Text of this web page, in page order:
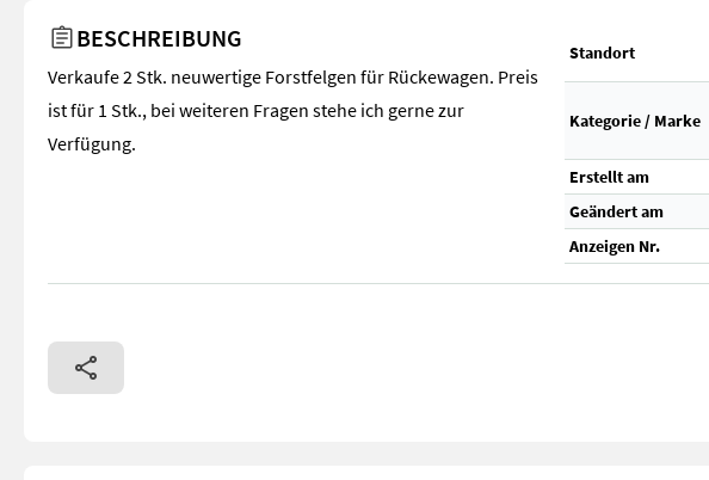
BESCHREIBUNG
Verkaufe 2 Stk. neuwertige Forstfelgen für Rückewagen. Preis
ist für 1 Stk., bei weiteren Fragen stehe ich gerne zur
Verfügung.
Standort
Kategorie / Marke
Erstellt am
Geändert am
Anzeigen Nr.